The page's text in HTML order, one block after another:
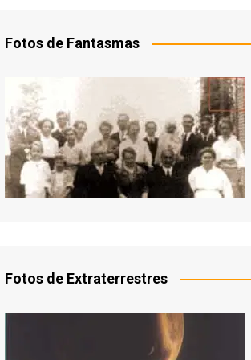
Fotos de Fantasmas
Fotos de Extraterrestres